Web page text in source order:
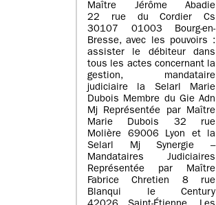
Maître Jérôme Abadie
22 rue du Cordier Cs
30107 01003 Bourg-en-
Bresse, avec les pouvoirs :
assister le débiteur dans
tous les actes concernant la
gestion, mandataire
judiciaire la Selarl Marie
Dubois Membre du Gie Adn
Mj Représentée par Maître
Marie Dubois 32 rue
Molière 69006 Lyon et la
Selarl Mj Synergie –
Mandataires Judiciaires
Représentée par Maître
Fabrice Chretien 8 rue
Blanqui le Century